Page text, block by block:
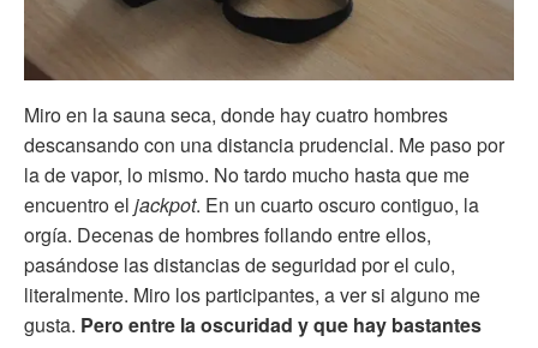
Miro en la sauna seca, donde hay cuatro hombres
descansando con una distancia prudencial. Me paso por
la de vapor, lo mismo. No tardo mucho hasta que me
encuentro el jackpot. En un cuarto oscuro contiguo, la
orgía. Decenas de hombres follando entre ellos,
pasándose las distancias de seguridad por el culo,
literalmente. Miro los participantes, a ver si alguno me
gusta. Pero entre la oscuridad y que hay bastantes